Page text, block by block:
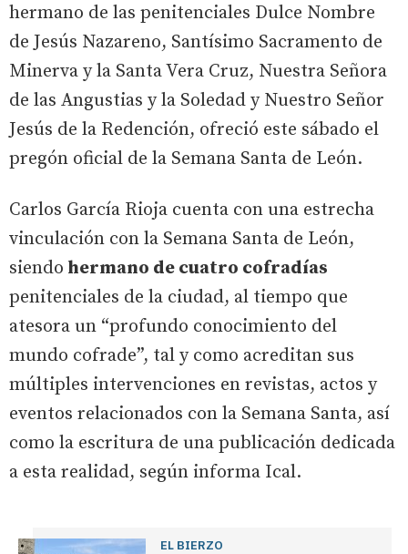
hermano de las penitenciales Dulce Nombre
de Jesús Nazareno, Santísimo Sacramento de
Minerva y la Santa Vera Cruz, Nuestra Señora
de las Angustias y la Soledad y Nuestro Señor
Jesús de la Redención, ofreció este sábado el
pregón oficial de la Semana Santa de León.
Carlos García Rioja cuenta con una estrecha
vinculación con la Semana Santa de León,
siendo hermano de cuatro cofradías
penitenciales de la ciudad, al tiempo que
atesora un “profundo conocimiento del
mundo cofrade”, tal y como acreditan sus
múltiples intervenciones en revistas, actos y
eventos relacionados con la Semana Santa, así
como la escritura de una publicación dedicada
a esta realidad, según informa Ical.
EL BIERZO